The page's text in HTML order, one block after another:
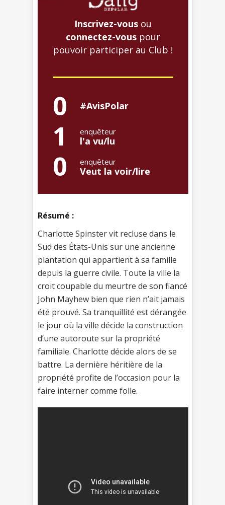
Inscrivez-vous ou
connectez-vous pour
pouvoir participer au Club !
0 #AvisPolar
1 enquêteur
l'a vu/lu
0 enquêteur
Veut la voir/lire
Résumé :
Charlotte Spinster vit recluse dans le
Sud des États-Unis sur une ancienne
plantation qui appartient à sa famille
depuis la guerre civile. Toute la ville la
croit coupable du meurtre de son fiancé
John Mayhew bien que rien n’ait jamais
été prouvé. Sa tranquillité est dérangée
le jour où la ville décide la construction
d’une autoroute sur la propriété
familiale. Charlotte décide alors de se
battre. La dernière héritière de la
propriété profite de l’occasion pour la
faire interner comme folle.